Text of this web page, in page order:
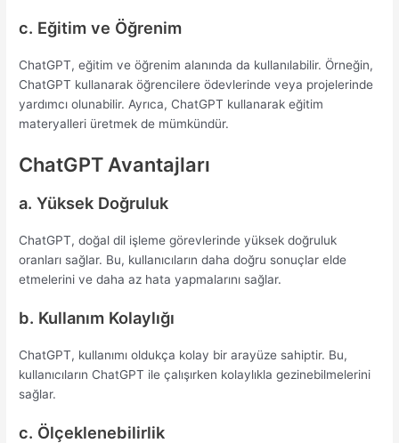
c. Eğitim ve Öğrenim
ChatGPT, eğitim ve öğrenim alanında da kullanılabilir. Örneğin,
ChatGPT kullanarak öğrencilere ödevlerinde veya projelerinde
yardımcı olunabilir. Ayrıca, ChatGPT kullanarak eğitim
materyalleri üretmek de mümkündür.
ChatGPT Avantajları
a. Yüksek Doğruluk
ChatGPT, doğal dil işleme görevlerinde yüksek doğruluk
oranları sağlar. Bu, kullanıcıların daha doğru sonuçlar elde
etmelerini ve daha az hata yapmalarını sağlar.
b. Kullanım Kolaylığı
ChatGPT, kullanımı oldukça kolay bir arayüze sahiptir. Bu,
kullanıcıların ChatGPT ile çalışırken kolaylıkla gezinebilmelerini
sağlar.
c. Ölçeklenebilirlik